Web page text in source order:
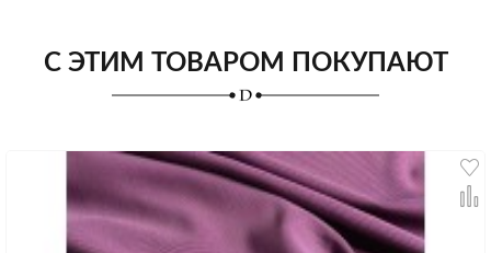
С ЭТИМ ТОВАРОМ ПОКУПАЮТ